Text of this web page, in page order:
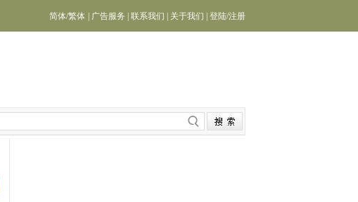
简体/繁体 广告服务 联系我们 关于我们 登陆/注册